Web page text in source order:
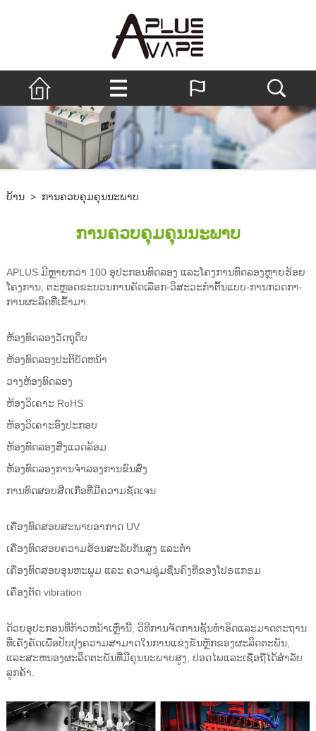
ບ້ານ > ການຄວບຄຸມຄຸນນະພາບ
ການຄວບຄຸມຄຸນນະພາບ
APLUS ມີຫຼາຍກວ່າ 100 ອຸປະກອນທົດລອງ ແລະໂຄງການທົດລອງຫຼາຍຮ້ອຍ
ໂຄງການ, ຕະຫຼອດຂະບວນການຄັດເລືອກ-ວິສະວະກໍາຕົ້ນແບບ-ການກວດກາ-
ການຜະລິດທີ່ເຂົ້າມາ.
ຫ້ອງທົດລອງວັດຖຸດິບ
ຫ້ອງທົດລອງປະຕິບັດຫນ້າ
ວາງຫ້ອງທົດລອງ
ຫ້ອງວິເຄາະ RoHS
ຫ້ອງວິເຄາະອົງປະກອບ
ຫ້ອງທົດລອງສິ່ງແວດລ້ອມ
ຫ້ອງທົດລອງການຈໍາລອງການຂົນສົ່ງ
ການທົດສອບສີດເກືອທີ່ມີຄວາມຊັດເຈນ
ເຄື່ອງທົດສອບສະພາບອາກາດ UV
ເຄື່ອງທົດສອບຄວາມຮ້ອນສະລັບກັນສູງ ແລະຕ່ຳ
ເຄື່ອງທົດສອບອຸນຫະພູມ ແລະ ຄວາມຊຸ່ມຊື່ນຄົງທີ່ຂອງໂປຣແກຣມ
ເຄື່ອງຕັດ vibration
ດ້ວຍອຸປະກອນທີ່ກ້າວຫນ້າເຫຼົ່ານີ້, ວິທີການຈັດການຊັ້ນທໍາອິດແລະມາດຕະຖານ
ທີ່ເຄັ່ງຄັດເພື່ອປັບປຸງຄວາມສາມາດໃນການແຂ່ງຂັນຫຼັກຂອງຜະລິດຕະພັນ,
ແລະສະຫນອງຜະລິດຕະພັນທີ່ມີຄຸນນະພາບສູງ, ປອດໄພແລະເຊື່ອຖືໄດ້ສໍາລັບ
ລູກຄ້າ.